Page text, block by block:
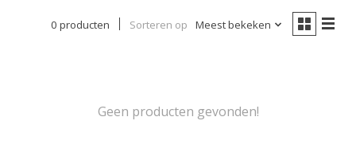
0 producten Sorteren op Meest bekeken
Geen producten gevonden!